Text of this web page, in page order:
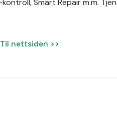
Smart Repair m.m.
Til nettsiden >>